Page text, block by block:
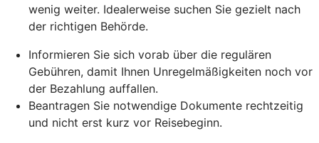
wenig weiter. Idealerweise suchen Sie gezielt nach
der richtigen Behörde.
Informieren Sie sich vorab über die regulären
Gebühren, damit Ihnen Unregelmäßigkeiten noch vor
der Bezahlung auffallen.
Beantragen Sie notwendige Dokumente rechtzeitig
und nicht erst kurz vor Reisebeginn.